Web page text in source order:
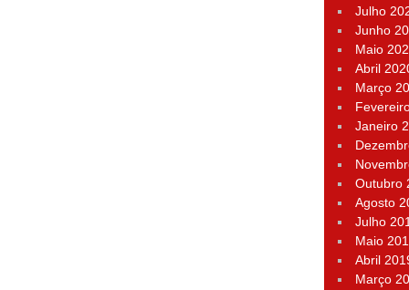
Julho
Junho
Maio
Abril
Março
Janeiro
Outubro
Agosto
Julho
Maio
Abril
Março